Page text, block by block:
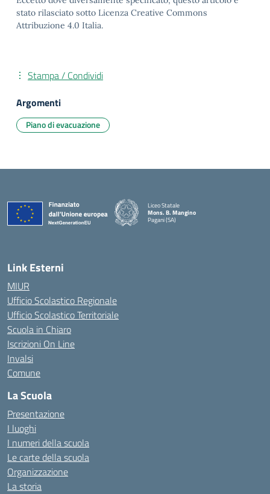
stato rilasciato sotto Licenza Creative Commons
Attribuzione 4.0 Italia.
Stampa / Condividi
Argomenti
Piano di evacuazione
Liceo Statale
Mons. B. Mangino
Pagani (SA)
— Visita la pagina iniziale della scuola
Link Esterni
MIUR
Ufficio Scolastico Regionale
Ufficio Scolastico Territoriale
Scuola in Chiaro
Iscrizioni On Line
Invalsi
Comune
La Scuola
Presentazione
I luoghi
I numeri della scuola
Le carte della scuola
Organizzazione
La storia